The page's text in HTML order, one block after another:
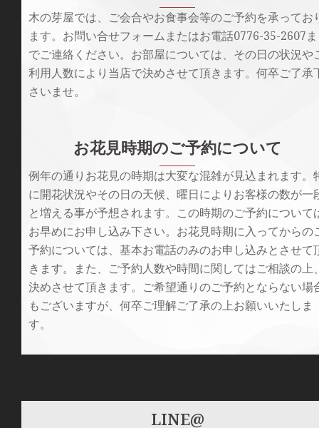
木の芽屋では、ご会合やお食事会等のご予約を承ってお
ます。お問い合せフォームまたはお電話0776-35-2607ま
でご連絡ください。お部屋については、その日の状況や
利用人数により当店で決めさせて頂きます。何卒ご了承
さいませ。
お花見時期のご予約について
例年の通りお花見の時期は大変な混雑が見込まれます。
に開花状況やその日の天候、曜日によりお客様の数が一
と増える事が予想されます。この時期のご予約について
お早めにお申し込み下さい。お花見時期に入ってからの
予約については、基本お電話のみのお申し込みとさせて
きます。また、ご予約人数や時間に関してはご相談の上
決めさせて頂きます。ご希望通りのご予約とならない場
もございますが、何卒ご理解ご了承の上お願いいたしま
す。
LINE@